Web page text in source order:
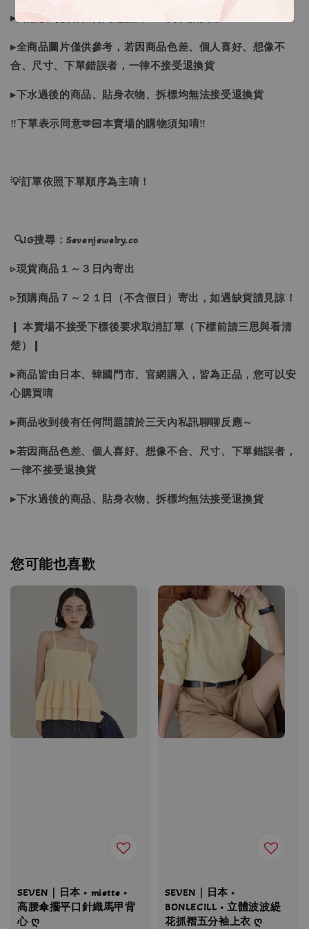
▸商品收到後有任何問題請於三天內私訊反應～
▸全商品圖片僅供參考，若因商品色差、個人喜好、想像不
合、尺寸、下單錯誤者，一律不接受退換貨
▸下水過後的商品、貼身衣物、拆標均無法接受退換貨
‼下單表示同意🫶🏻本賣場的購物須知唷‼
💡訂單依照下單順序為主唷！
🔍IG搜尋：Sevenjewelry.co
▹現貨商品１～３日內寄出
▹預購商品７～２１日（不含假日）寄出，如遇缺貨請見諒！
❙ 本賣場不接受下標後要求取消訂單（下標前請三思與看清
楚）❙
▸商品皆由日本、韓國門市、官網購入，皆為正品，您可以安
心購買唷
▸商品收到後有任何問題請於三天內私訊聊聊反應～
▸若因商品色差、個人喜好、想像不合、尺寸、下單錯誤者，
一律不接受退換貨
▸下水過後的商品、貼身衣物、拆標均無法接受退換貨
您可能也喜歡
SEVEN｜日本 • miette •
高腰傘擺平口針織馬甲背
心 ღ
SEVEN｜日本 •
BONLECILL • 立體波波緹
花抓褶五分袖上衣 ღ